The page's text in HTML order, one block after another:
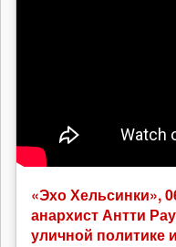
«Эхо Хельсинки»,
анархист Антти
уличной политике